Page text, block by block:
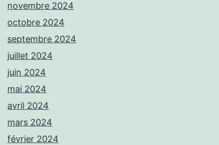
novembre 2024
octobre 2024
septembre 2024
juillet 2024
juin 2024
mai 2024
avril 2024
mars 2024
février 2024